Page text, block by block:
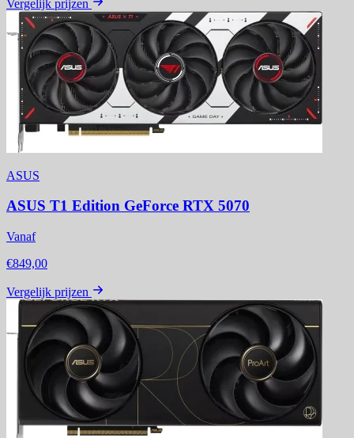
Vergelijk prijzen
ASUS
ASUS T1 Edition GeForce RTX 5070
Vanaf
€849,00
Vergelijk prijzen